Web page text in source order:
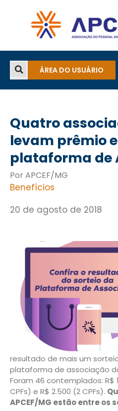
ÁREA DO USUÁRIO
Quatro
levam prêmio
plataforma de
Por APCEF/MG
Benefícios
20 de agosto de 2018
resultado de mais um
plataforma de associação
Foram 46 contemplados: R$
CPFs) e R$ 2.500 (2 CPFs).
APCEF/MG estão entre os